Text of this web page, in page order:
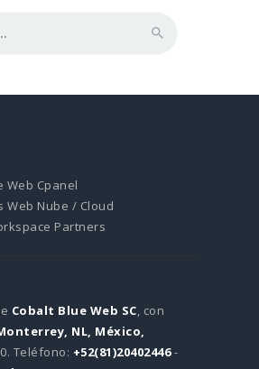
Web Cpanel
Web Nube / Cloud
Partners
Cobalt Blue Web SC, con
NL, México,
Teléfono: +52(81)20402446-